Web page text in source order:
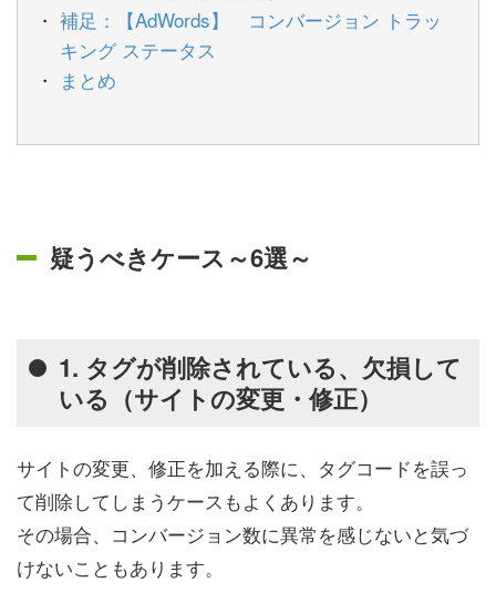
補足：【AdWords】 コンバージョン トラッ
キング ステータス
まとめ
疑うべきケース～6選～
1. タグが削除されている、欠損して
いる（サイトの変更・修正）
サイトの変更、修正を加える際に、タグコードを誤っ
て削除してしまうケースもよくあります。
その場合、コンバージョン数に異常を感じないと気づ
けないこともあります。